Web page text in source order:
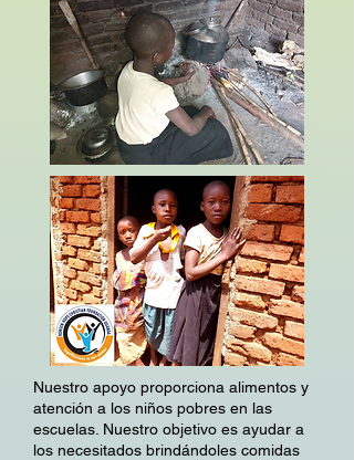
Nuestro apoyo proporciona alimentos y
atención a los niños pobres en las
escuelas. Nuestro objetivo es ayudar a
los necesitados brindándoles comidas